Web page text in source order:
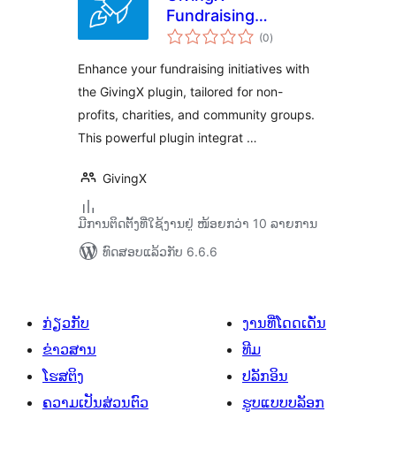
Fundraising
Platform | CRM,
Pay
(0ຄະແນນ
ທັງໝົດ
)
Enhance your fundraising initiatives with
the GivingX plugin, tailored for non-
profits, charities, and community groups.
This powerful plugin integrat …
GivingX
ມີການຕິດຕັ້ງທີ່ໃຊ້ງານຢູ່ ໜ້ອຍກວ່າ 10 ລາຍການ
ທົດສອບແລ້ວກັບ 6.6.6
ກ່ຽວກັບ
ຂ່າວສານ
ໂຮສຕິງ
ຄວາມເປັນສ່ວນຕົວ
ງານທີ່ໂດດເດັ່ນ
ທີມ
ປລັກອິນ
ຮູບແບບບລັອກ